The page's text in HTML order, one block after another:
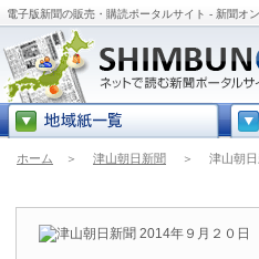
電子版新聞の販売・購読ポータルサイト - 新聞オ
ホーム ＞ 津山朝日新聞 ＞ 津山朝